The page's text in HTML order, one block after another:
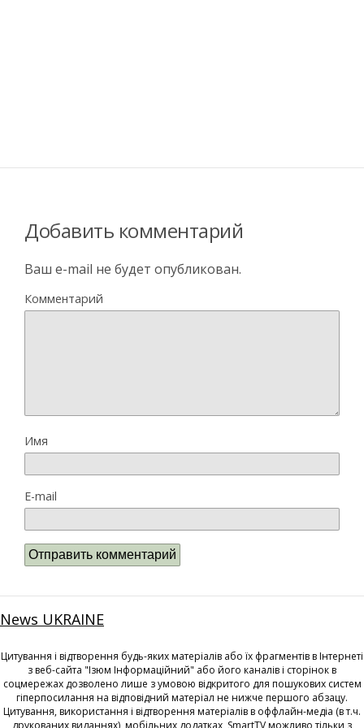
Добавить комментарий
Ваш e-mail не будет опубликован.
Комментарий
Имя
E-mail
News UKRAINE
Цитування і відтворення будь-яких матеріалів або їх фрагментів в Інтернеті
з веб-сайта "Ізюм Інформаційний" або його каналів і сторінок в
соцмережах дозволено лише з умовою відкритого для пошукових систем
гіперпосилання на відповідний матеріал не нижче першого абзацу.
Цитування, використання і відтворення матеріалів в оффлайн-медіа (в т.ч.
друкованих виданнях), мобільних додатках, SmartTV можливо тільки з